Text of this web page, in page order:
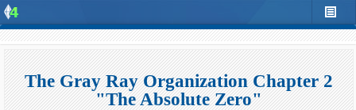
The Gray Ray Organization Chapter 2
"The Absolute Zero"